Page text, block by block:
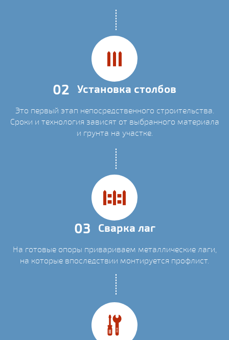
02 Установка столбов
Это первый этап непосредственного строительства.
Сроки и технология зависят от выбранного материала
и грунта на участке.
03 Сварка лаг
На готовые опоры привариваем металлические лаги,
на которые впоследствии монтируется профлист.